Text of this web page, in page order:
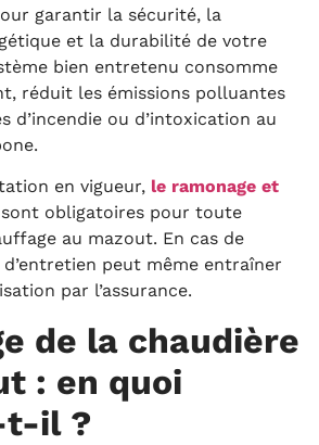
garantir la sécurité, la
et la durabilité de votre
bien entretenu consomme
réduit les émissions polluantes
d’incendie ou d’intoxication au
en vigueur, le ramonage et
sont obligatoires pour toute
au mazout. En cas de
peut même entraîner
par l’assurance.
de la chaudière
: en quoi
t-il ?